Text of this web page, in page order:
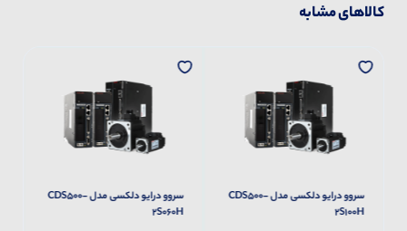
کالاهای مشابه
سروو درایو دلکسی مدل CDS500-
2S100H
سروو درایو دلکسی مدل CDS500-
2S060H